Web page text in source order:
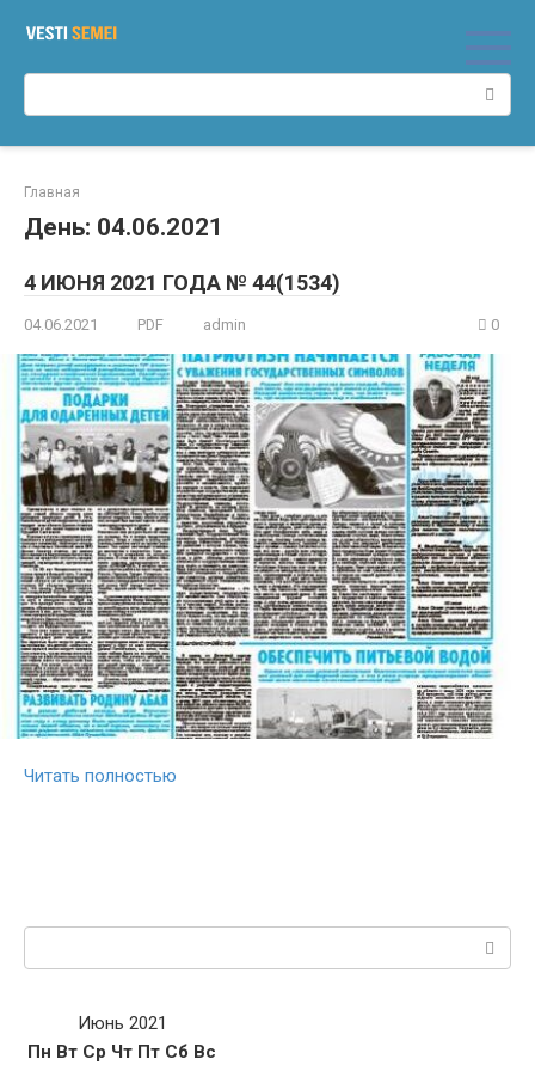
Главная
День: 04.06.2021
4 ИЮНЯ 2021 ГОДА № 44(1534)
04.06.2021 PDF admin 0
Читать полностью
Поиск:
Июнь 2021
Пн Вт Ср Чт Пт Сб Вс